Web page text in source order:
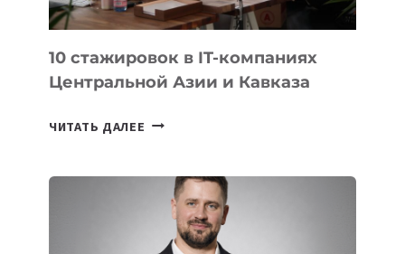
ПО
ИИ
10 стажировок в IT-компаниях
Центральной Азии и Кавказа
ЧИТАТЬ ДАЛЕЕ 10
КОМПАНИЯХ
ЦЕНТРАЛЬНОЙ